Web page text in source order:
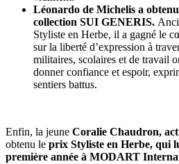
Léonardo de Michelis a
collection SUI GENERIS.
Styliste en Herbe, il a gagné le
sur la liberté d’expression à
militaires, scolaires et de travail
donner confiance et espoir,
sentiers battus.
Enfin, la jeune Coralie Chaudron,
obtenu le prix Styliste en Herbe, qui
première année à MODART